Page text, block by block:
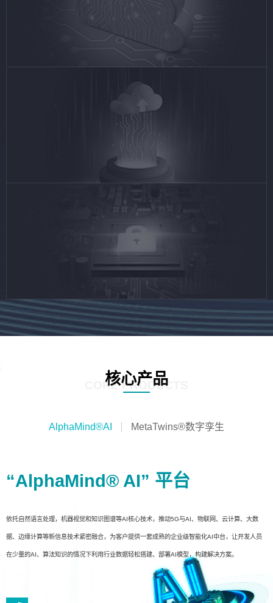
核心产品
CORE PRODUCTS
AlphaMind®AI MetaTwins®数字孪生
“AlphaMind® AI” 平台
依托自然语言处理，机器视觉和知识图谱等AI核心技术，推动5G与AI、物联网、云计算、大数
据、边缘计算等新信息技术紧密融合，为客户提供一套成熟的企业级智能化AI中台，让开发人员
在少量的AI、算法知识的情况下利用行业数据轻松搭建、部署AI模型，构建解决方案。